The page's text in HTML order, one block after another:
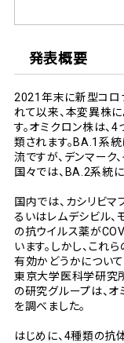
発表概要
2021年末に新型コロ
れて以来、本変異株
す。オミクロン株は、
類されます。BA.1系
流ですが、デンマーク
国々では、BA.2系統
国内では、カシリビマ
るいはレムデシビル、
の抗ウイルス薬が
います。しかし、これ
有効かどうかについて
東京大学医科学研究
の研究グループは、
を調べました。
はじめに、4種類の抗